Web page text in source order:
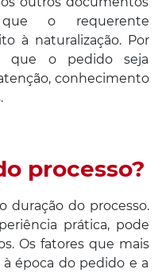
o requerente
à naturalização. Por
que o pedido seja
conhecimento
processo?
duração do processo.
prática, pode
Os fatores que mais
época do pedido e a